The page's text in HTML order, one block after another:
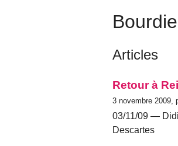
Articles
Retour à
3 novembre 2009,
03/11/09 —
Descartes